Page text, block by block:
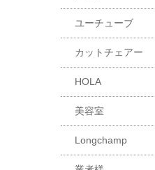
ユーチューブ
カットチェアー
HOLA
美容室
Longchamp